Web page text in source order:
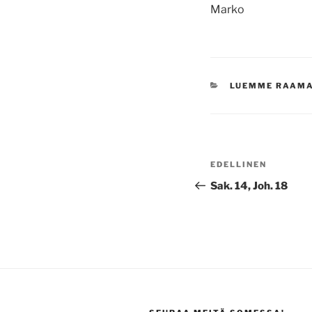
Marko
KATEGORIAT
LUEMME
Artikkelien
selaus
Edellinen
artikkeli
EDELLINEN
Sak. 14, Joh. 18